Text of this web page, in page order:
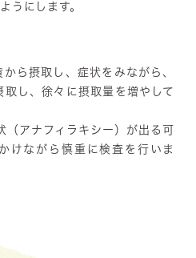
うにします。
ら摂取し、症状をみながら、
し、徐々に摂取量を増やして
アナフィラキシー）が出る可
けながら慎重に検査を行いま